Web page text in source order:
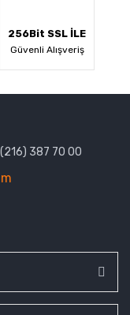
256Bit SSL İLE
Güvenli Alışveriş
387 70 00